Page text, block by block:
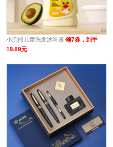
小浣熊儿童洗发沐浴露 领7券，到手
19.89元